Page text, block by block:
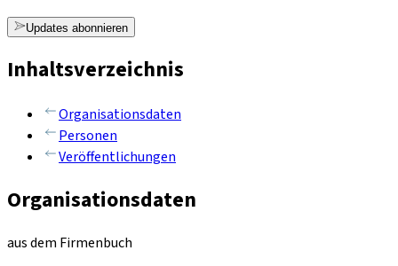
Updates abonnieren
Inhaltsverzeichnis
Organisationsdaten
Personen
Veröffentlichungen
Organisationsdaten
aus dem Firmenbuch